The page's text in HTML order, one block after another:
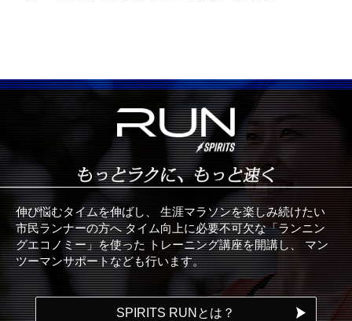
伸び悩むタイムを伸ばし、
生涯マラソンを楽しみ続けたい
市民ランナーの方へタイム向上に必要不可欠な「ランニン
グエコノミー」を使った
トレーニング講座を開講し、マン
ツーマンサポートなども行います。
SPIRITS RUNとは？